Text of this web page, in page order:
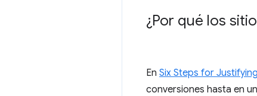
¿Por qué los
En Six Steps for
conversiones hasta en